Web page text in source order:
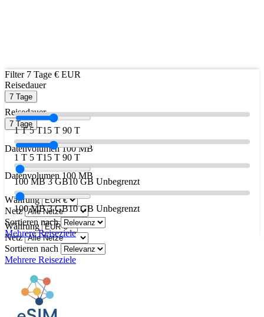
Filter 7 Tage € EUR
Reisedauer
7 Tage
1 T 5 T15 T 90 T
Datenvolumen 100 MB
100 MB 3 GB10 GB Unbegrenzt
Währung
Netz
Sortieren nach
Mehrere Reiseziele
Reisedauer
7 Tage
1 T 5 T15 T 90 T
Datenvolumen 100 MB
100 MB 3 GB10 GB Unbegrenzt
Währung
Netz
Sortieren nach
Mehrere Reiseziele